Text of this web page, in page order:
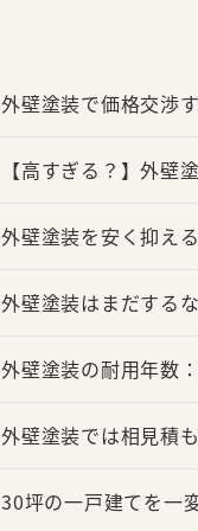
外壁塗装で価格交渉
【高すぎる？】外
外壁塗装を安く抑え
外壁塗装はまだする
外壁塗装の耐用年数
外壁塗装では相見積
30坪の一戸建てを一